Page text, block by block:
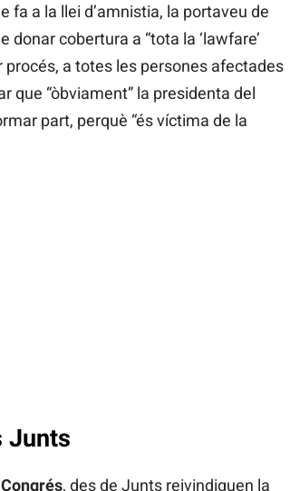
fa a la llei d’amnistia, la portaveu de
cobertura a “tota la ‘lawfare’
a totes les persones afectades
que “òbviament” la presidenta del
part, perquè “és víctima de la
Junts
, des de Junts reivindiquen la